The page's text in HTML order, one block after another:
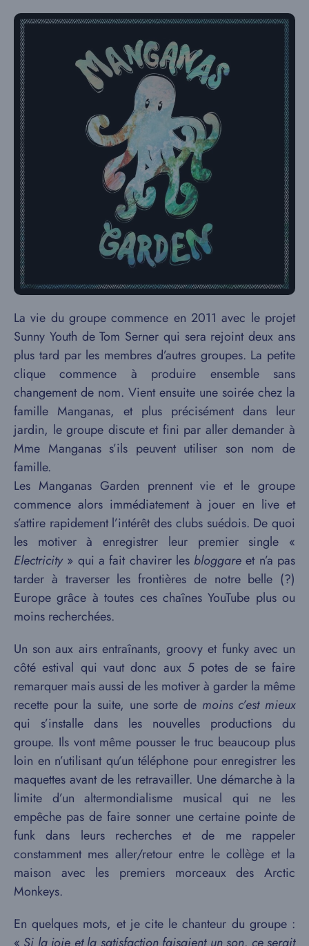
La vie du groupe commence en 2011 avec le projet
Sunny Youth de Tom Serner qui sera rejoint deux ans
plus tard par les membres d’autres groupes. La petite
clique commence à produire ensemble sans
changement de nom. Vient ensuite une soirée chez la
famille Manganas, et plus précisément dans leur
jardin, le groupe discute et fini par aller demander à
Mme Manganas s’ils peuvent utiliser son nom de
famille.
Les Manganas Garden prennent vie et le groupe
commence alors immédiatement à jouer en live et
s’attire rapidement l’intérêt des clubs suédois. De quoi
les motiver à enregistrer leur premier single «
Electricity » qui a fait chavirer les bloggare et n’a pas
tarder à traverser les frontières de notre belle (?)
Europe grâce à toutes ces chaînes YouTube plus ou
moins recherchées.
Un son aux airs entraînants, groovy et funky avec un
côté estival qui vaut donc aux 5 potes de se faire
remarquer mais aussi de les motiver à garder la même
recette pour la suite, une sorte de moins c’est mieux
qui s’installe dans les nouvelles productions du
groupe. Ils vont même pousser le truc beaucoup plus
loin en n’utilisant qu’un téléphone pour enregistrer les
maquettes avant de les retravailler. Une démarche à la
limite d’un altermondialisme musical qui ne les
empêche pas de faire sonner une certaine pointe de
funk dans leurs recherches et de me rappeler
constamment mes aller/retour entre le collège et la
maison avec les premiers morceaux des Arctic
Monkeys.
En quelques mots, et je cite le chanteur du groupe :